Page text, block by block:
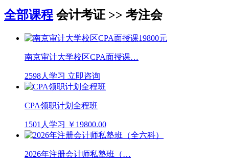
全部课程 会计考证 >> 考注会
南京审计大学校区CPA面授课…
2598人学习 立即咨询
CPA领职计划全程班
1501人学习 ￥19800.00
2026年注册会计师私塾班（…